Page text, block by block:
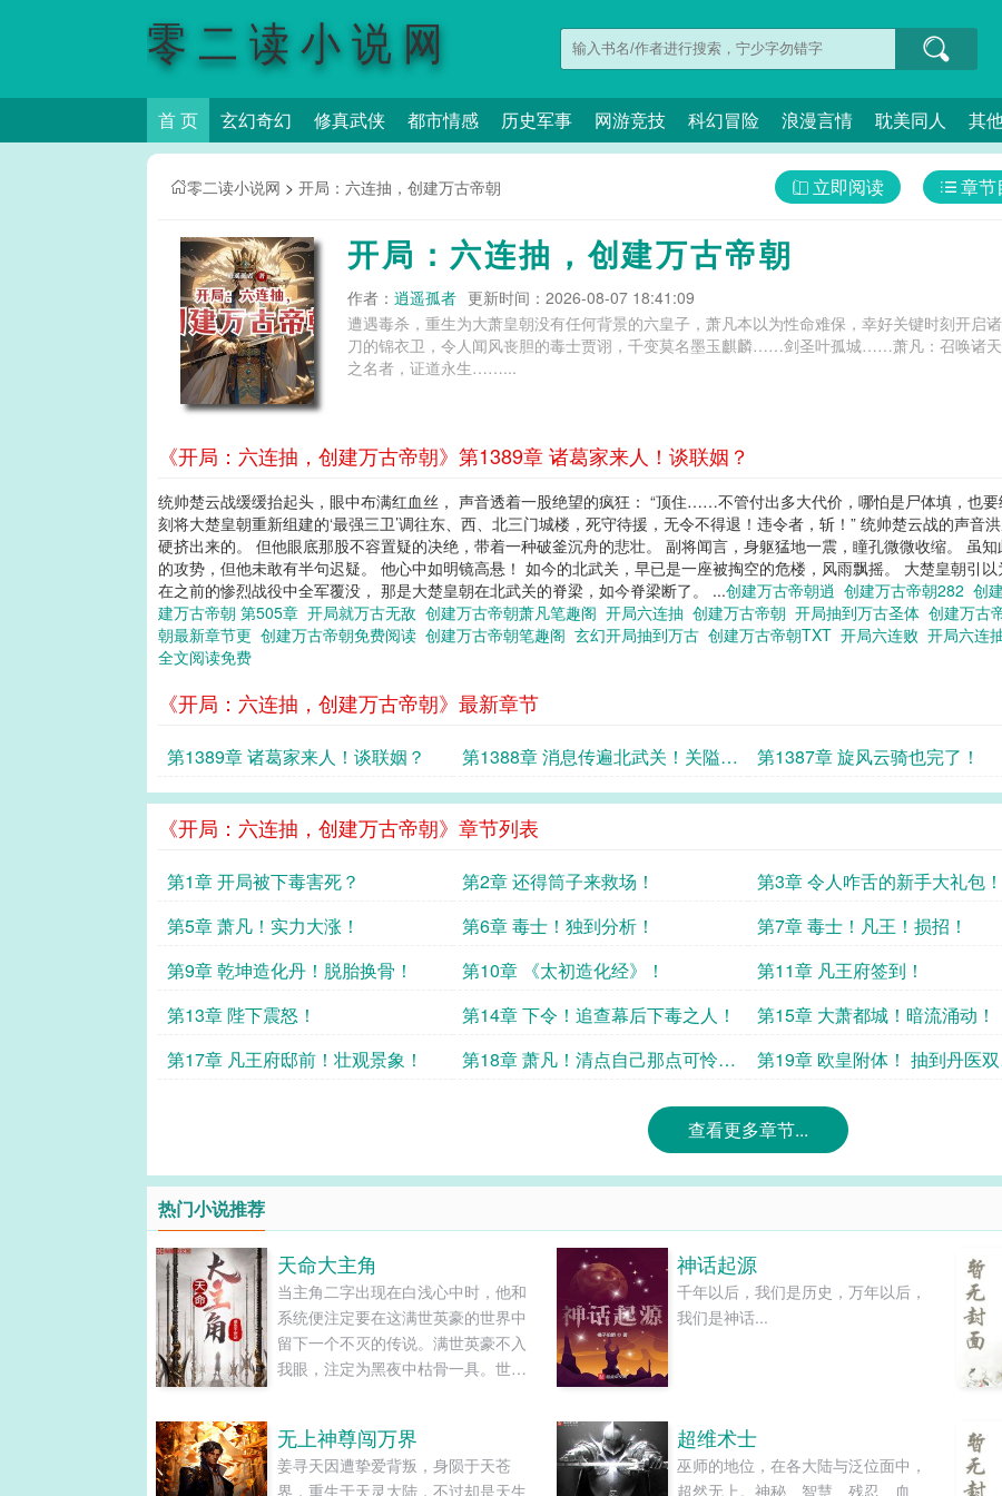
零二读小说网
首 页 玄幻奇幻 修真武侠 都市情感 历史军事 网游竞技 科幻冒险 浪漫言情 耽美同人 其
零二读小说网 > 开局：六连抽，创建万古帝朝 章节
立即阅读
开局：六连抽，创建万古帝朝
作者： 逍遥孤者 更新时间：2026-08-07 18:41:09
遭遇毒杀，重生为大萧皇朝没有任何背景的六皇子，萧凡本以为性命难保，幸好关键时刻开启
刀的锦衣卫，令人闻风丧胆的毒士贾诩，千变莫名墨玉麒麟……剑圣叶孤城……萧凡：召唤诸
之名者，证道永生……...
《开局：六连抽，创建万古帝朝》第1389章 诸葛家来人！谈联姻？
统帅楚云战缓缓抬起头，眼中布满红血丝， 声音透着一股绝望的疯狂： “顶住……不管付出多大代价，哪怕是尸体填，也
刻将大楚皇朝重新组建的‘最强三卫’调往东、西、北三门城楼，死守待援，无令不得退！违令者，斩！” 统帅楚云战的声音
硬挤出来的。 但他眼底那股不容置疑的决绝，带着一种破釜沉舟的悲壮。 副将闻言，身躯猛地一震，瞳孔微微收缩。 虽
的攻势，但他未敢有半句迟疑。 他心中如明镜高悬！ 如今的北武关，早已是一座被掏空的危楼，风雨飘摇。 大楚皇朝引以
在之前的惨烈战役中全军覆没， 那是大楚皇朝在北武关的脊梁，如今脊梁断了。 ...创建万古帝朝逍 创建万古帝朝282 创
建万古帝朝 第505章 开局就万古无敌 创建万古帝朝萧凡笔趣阁 开局六连抽 创建万古帝朝 开局抽到万古圣体 创建万古
朝最新章节更 创建万古帝朝免费阅读 创建万古帝朝笔趣阁 玄幻开局抽到万古 创建万古帝朝TXT 开局六连败 开局六连
全文阅读免费
《开局：六连抽，创建万古帝朝》最新章节
第1389章 诸葛家来人！谈联姻？
第1388章 消息传遍北武关！关隘陷
落在即？
第1387章 旋风云骑也完了！
《开局：六连抽，创建万古帝朝》章节列表
第1章 开局被下毒害死？ 第2章 还得筒子来救场！ 第3章 令人咋舌的新手大礼包！
第5章 萧凡！实力大涨！
第6章 毒士！独到分析！ 第7章 毒士！凡王！损招！
第9章 乾坤造化丹！脱胎换骨！
第10章 《太初造化经》！ 第11章 凡王府签到！
第13章 陛下震怒！
第14章 下令！追查幕后下毒之人！ 第15章 大萧都城！暗流涌动！
第17章 凡王府邸前！壮观景象！
第18章 萧凡！清点自己那点可怜的
第19章 欧皇附体！ 抽到丹医
查看更多章节...
热门小说推荐
天命大主角
当主角二字出现在白浅心中时，他和
系统便注定要在这满世英豪的世界中
留下一个不灭的传说。满世英豪不入
我眼，注定为黑夜中枯骨一具。世间
定了。......
神话起源
千年以后，我们是历史，万年以后，
我们是神话...
无上神尊闯万界
姜寻天因遭挚爱背叛，身陨于天苍
界，重生于天灵大陆，不过却是天生
超维术士
巫师的地位，在各大陆与泛位面中，
超然无上。神秘、智慧、残忍、血